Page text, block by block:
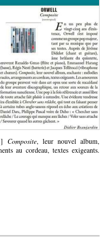
Composite, leur nouvel album,
au cordeau, textes exigeants.